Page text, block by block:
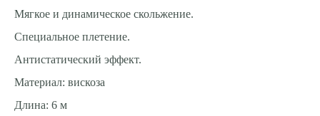
Мягкое и динамическое скольжение.
Специальное плетение.
Антистатический эффект.
Материал: вискоза
Длина: 6 м